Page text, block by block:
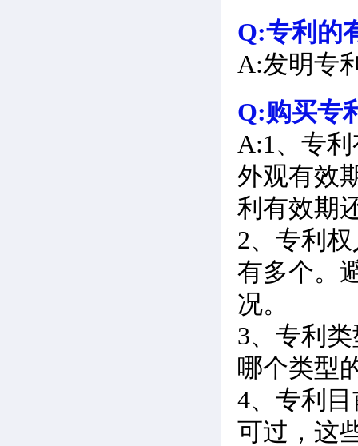
Q:专利的
A:发明专
Q:购买专
A:1、专
外观有效
利有效期
2、专利
有多个。
况。
3、专利
哪个类型
4、专利
可过，这